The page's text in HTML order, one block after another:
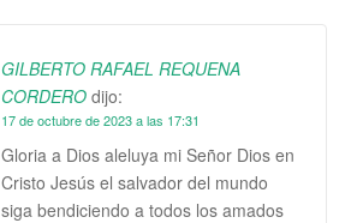
GILBERTO RAFAEL REQUENA
CORDERO dijo:
17 de octubre de 2023 a las 17:31
Gloria a Dios aleluya mi Señor Dios en
Cristo Jesús el salvador del mundo
siga bendiciendo a todos los amados